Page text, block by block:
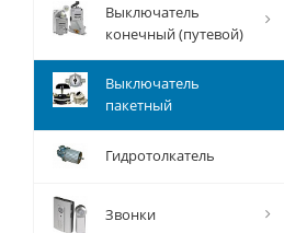
Выключатель
конечный (путевой)
Выключатель
пакетный
Гидротолкатель
Звонки